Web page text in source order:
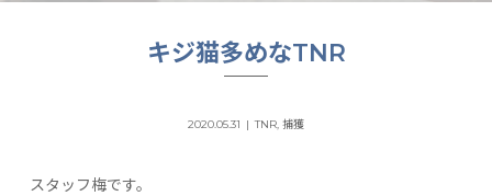
キジ猫多めなTNR
2020.05.31 TNR, 捕獲
スタッフ梅です。